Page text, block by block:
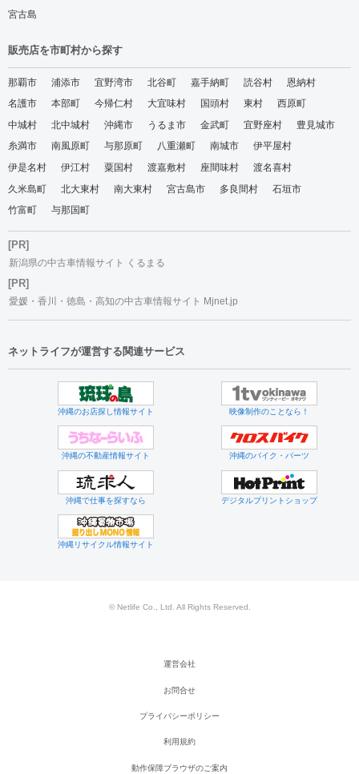
宮古島
販売店を市町村から探す
那覇市 浦添市 宜野湾市 北谷町 嘉手納町 読谷村
恩納村
名護市
本部町 今帰仁村 大宜味村 国頭村 東村
西原町
中城村
北中城村 沖縄市 うるま市 金武町 宜野座村
豊見城市
糸満市
南風原町 与那原町 八重瀬町 南城市
伊平屋村
伊是名村
伊江村 粟国村 渡嘉敷村 座間味村
渡名喜村
久米島町
北大東村 南大東村 宮古島市 多良間村
石垣市
竹富町
与那国町
[PR]
新潟県の中古車情報サイト くるまる
[PR]
愛媛・香川・徳島・高知の中古車情報サイト Mjnet.jp
ネットライフが運営する関連サービス
沖縄のお店探し情報サイト 映像制作のことなら！
沖縄の不動産情報サイト 沖縄のバイク・パーツ
沖縄で仕事を探すなら デジタルプリントショップ
沖縄リサイクル情報サイト
© Netlife Co., Ltd. All Rights Reserved.
運営会社
お問合せ
プライバシーポリシー
利用規約
動作保障ブラウザのご案内